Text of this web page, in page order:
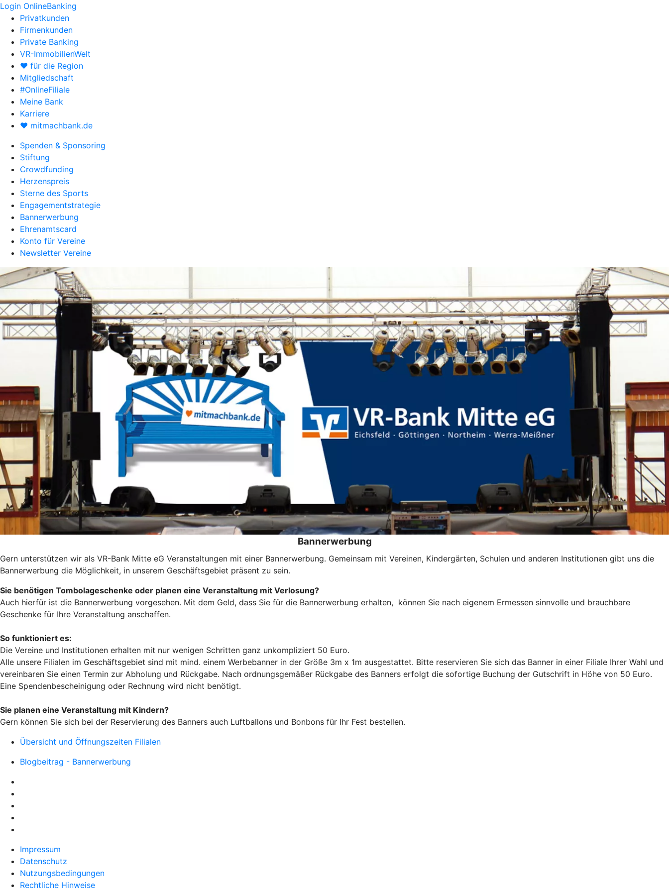
Login OnlineBanking
Privatkunden
Firmenkunden
Private Banking
VR-ImmobilienWelt
♥ für die Region
Mitgliedschaft
#OnlineFiliale
Meine Bank
Karriere
♥ mitmachbank.de
Spenden & Sponsoring
Stiftung
Crowdfunding
Herzenspreis
Sterne des Sports
Engagementstrategie
Bannerwerbung
Ehrenamtscard
Konto für Vereine
Newsletter Vereine
Bannerwerbung
Gern unterstützen wir als VR-Bank Mitte eG Veranstaltungen mit einer Bannerwerbung. Gemeinsam mit Vereinen, Kindergärten, Schulen und anderen Institutionen gibt uns die
Bannerwerbung die Möglichkeit, in unserem Geschäftsgebiet präsent zu sein.
Sie benötigen Tombolageschenke oder planen eine Veranstaltung mit Verlosung?
Auch hierfür ist die Bannerwerbung vorgesehen. Mit dem Geld, dass Sie für die Bannerwerbung erhalten, können Sie nach eigenem Ermessen sinnvolle und brauchbare
Geschenke für Ihre Veranstaltung anschaffen.
So funktioniert es:
Die Vereine und Institutionen erhalten mit nur wenigen Schritten ganz unkompliziert 50 Euro.
Alle unsere Filialen im Geschäftsgebiet sind mit mind. einem Werbebanner in der Größe 3m x 1m ausgestattet. Bitte reservieren Sie sich das Banner in einer Filiale Ihrer Wahl und
vereinbaren Sie einen Termin zur Abholung und Rückgabe. Nach ordnungsgemäßer Rückgabe des Banners erfolgt die sofortige Buchung der Gutschrift in Höhe von 50 Euro.
Eine Spendenbescheinigung oder Rechnung wird nicht benötigt.
Sie planen eine Veranstaltung mit Kindern?
Gern können Sie sich bei der Reservierung des Banners auch Luftballons und Bonbons für Ihr Fest bestellen.
Übersicht und Öffnungszeiten Filialen
Blogbeitrag - Bannerwerbung
Impressum
Datenschutz
Nutzungsbedingungen
Rechtliche Hinweise